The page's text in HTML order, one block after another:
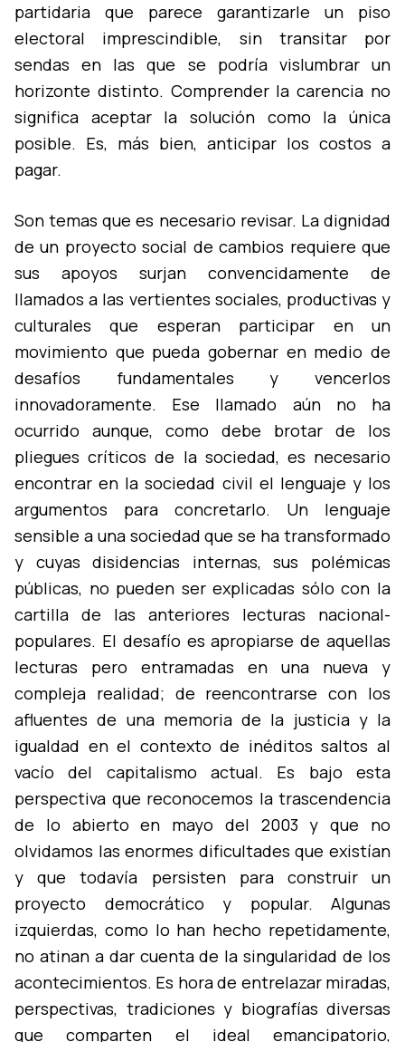
partidaria que parece garantizarle un piso
electoral imprescindible, sin transitar por
sendas en las que se podrí­a vislumbrar un
horizonte distinto. Comprender la carencia no
significa aceptar la solución como la única
posible. Es, más bien, anticipar los costos a
pagar.
Son temas que es necesario revisar. La dignidad
de un proyecto social de cambios requiere que
sus apoyos surjan convencidamente de
llamados a las vertientes sociales, productivas y
culturales que esperan participar en un
movimiento que pueda gobernar en medio de
desafí­os fundamentales y vencerlos
innovadoramente. Ese llamado aún no ha
ocurrido aunque, como debe brotar de los
pliegues crí­ticos de la sociedad, es necesario
encontrar en la sociedad civil el lenguaje y los
argumentos para concretarlo. Un lenguaje
sensible a una sociedad que se ha transformado
y cuyas disidencias internas, sus polémicas
públicas, no pueden ser explicadas sólo con la
cartilla de las anteriores lecturas nacional-
populares. El desafí­o es apropiarse de aquellas
lecturas pero entramadas en una nueva y
compleja realidad; de reencontrarse con los
afluentes de una memoria de la justicia y la
igualdad en el contexto de inéditos saltos al
vací­o del capitalismo actual. Es bajo esta
perspectiva que reconocemos la trascendencia
de lo abierto en mayo del 2003 y que no
olvidamos las enormes dificultades que existí­an
y que todaví­a persisten para construir un
proyecto democrático y popular. Algunas
izquierdas, como lo han hecho repetidamente,
no atinan a dar cuenta de la singularidad de los
acontecimientos. Es hora de entrelazar miradas,
perspectivas, tradiciones y biografí­as diversas
que comparten el ideal emancipatorio,